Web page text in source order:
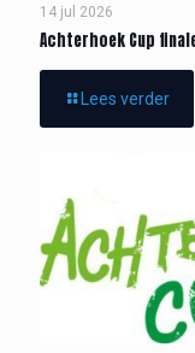
14 jul 2026
Achterhoek Cup
Lees verder